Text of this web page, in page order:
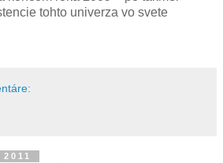
tohto univerza vo svete